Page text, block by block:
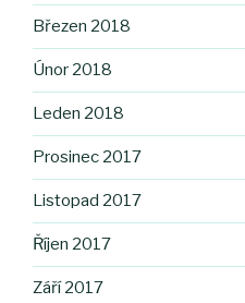
Březen 2018
Únor 2018
Leden 2018
Prosinec 2017
Listopad 2017
Říjen 2017
Září 2017